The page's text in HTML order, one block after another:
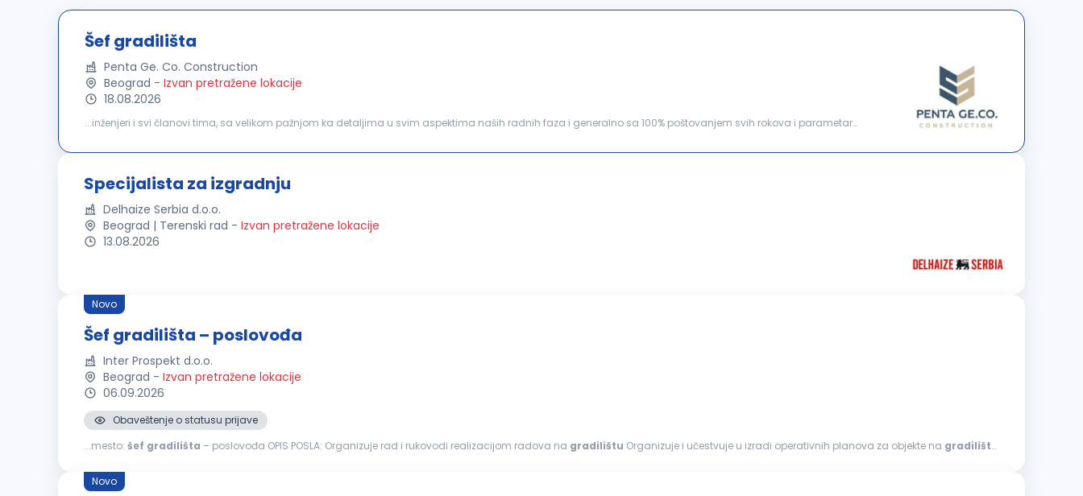
Šef gradilišta
Penta Ge. Co. Construction
Beograd - Izvan pretražene lokacije
18.08.2026
...inženjeri i svi članovi tima, sa velikom pažnjom ka detaljima u svim aspektima naših radnih faza i generalno sa 100% poštovanjem svih rokova i parametara
Specijalista za izgradnju
Delhaize Serbia d.o.o.
Beograd | Terenski rad - Izvan pretražene lokacije
13.08.2026
Novo
Šef gradilišta – poslovođa
Inter Prospekt d.o.o.
Beograd - Izvan pretražene lokacije
06.09.2026
Obaveštenje o statusu prijave
...mesto: šef gradilišta – poslovođa OPIS POSLA: Organizuje rad i rukovodi realizacijom radova na gradilištu Organizuje i učestvuje u izradi operativnih planova za objekte na gradilištu
Novo